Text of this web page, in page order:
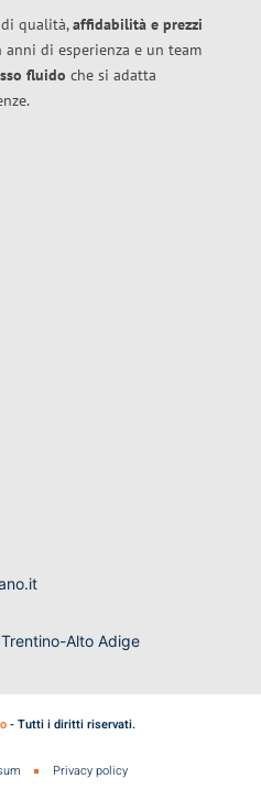
qualità,affidabilità e prezzi
di esperienza e un team
fluido che si adatta
Alto Adige
- Tutti i diritti riservati.
Privacy policy